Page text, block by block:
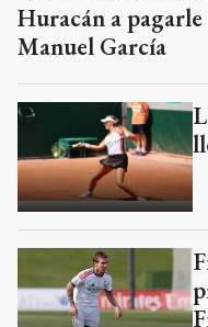
Huracán a
Manuel García